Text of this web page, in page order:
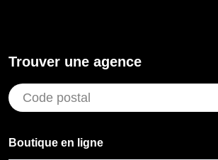
Trouver une agence
Boutique en ligne